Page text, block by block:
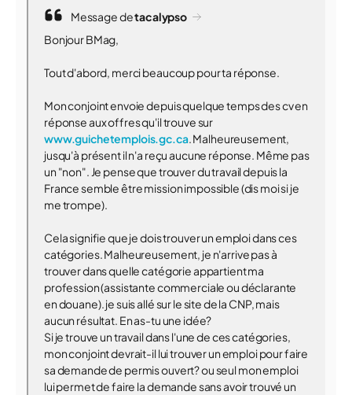
Message detacalypso
Bonjour BMag,
Tout d'abord, merci beaucoup pour ta réponse.
Mon conjoint envoie depuis quelque temps des cv en
réponse aux offres qu'il trouve sur
www.guichetemplois.gc.ca. Malheureusement,
jusqu'à présent il n'a reçu aucune réponse. Même pas
un "non". Je pense que trouver du travail depuis la
France semble être mission impossible (dis moi si je
me trompe).
Cela signifie que je dois trouver un emploi dans ces
catégories. Malheureusement, je n'arrive pas à
trouver dans quelle catégorie appartient ma
profession (assistante commerciale ou déclarante
en douane). je suis allé sur le site de la CNP, mais
aucun résultat. En as-tu une idée?
Si je trouve un travail dans l'une de ces catégories,
mon conjoint devrait-il lui trouver un emploi pour faire
sa demande de permis ouvert? ou seul mon emploi
lui permet de faire la demande sans avoir trouvé un